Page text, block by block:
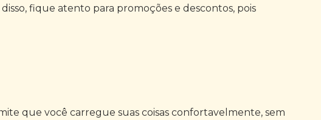
fique atento para promoções e descontos, pois
que você carregue suas coisas confortavelmente, sem